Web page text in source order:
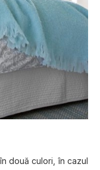
două culori, în cazul